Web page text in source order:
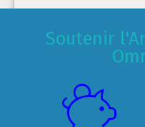
Soutenir